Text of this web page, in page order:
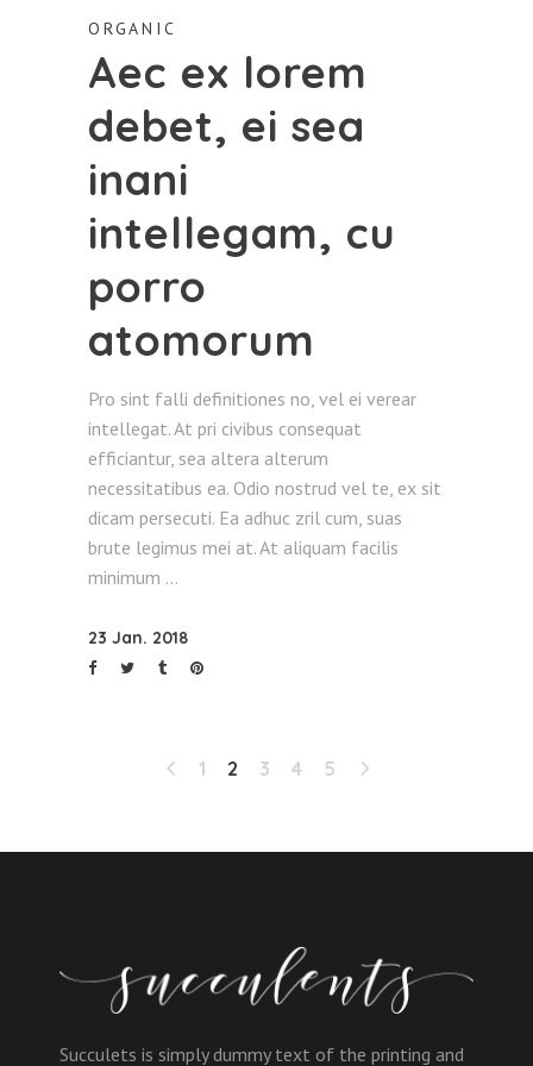
ORGANIC
Aec ex lorem
debet, ei sea
inani
intellegam, cu
porro
atomorum
Pro sint falli definitiones no, vel ei verear
intellegat. At pri civibus consequat
efficiantur, sea altera alterum
necessitatibus ea. Odio nostrud vel te, ex sit
dicam persecuti. Ea adhuc zril cum, suas
brute legimus mei at. At aliquam facilis
minimum
23 Jan. 2018
1 2 3 4 5
Succulets is simply dummy text of the printing and